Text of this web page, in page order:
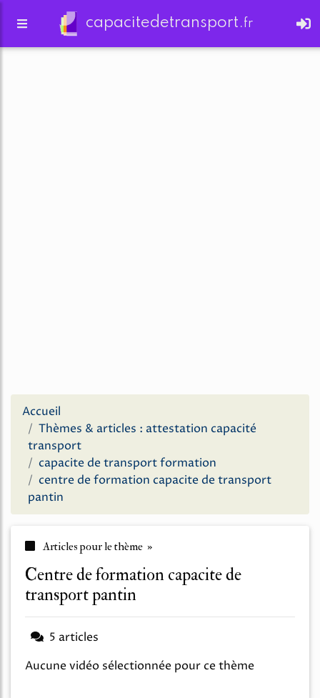
capacitedetransport.fr
Accueil
Thèmes & articles : attestation capacité
transport
capacite de transport formation
centre de formation capacite de transport
pantin
Articles pour le thème »
centre de formation capacite de
transport pantin
5 articles
Aucune vidéo sélectionnée pour ce thème